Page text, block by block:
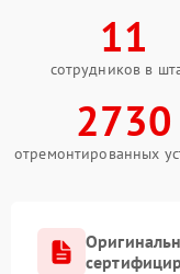
11
сотрудников в
2730
отремонтированных